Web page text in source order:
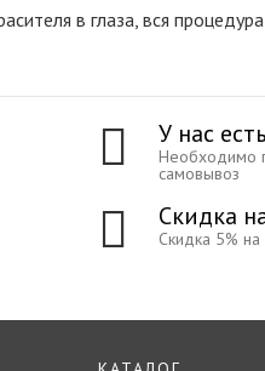
в глаза, вся
У нас
Необходимо
самовывоз
Скидка
Скидка 5%